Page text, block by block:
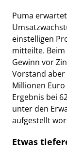
Puma
einstelligen
mitteilte.
Gewinn vor
Vorstand aber
Millionen
Ergebnis bei
unter den
aufgestellt
Etwas